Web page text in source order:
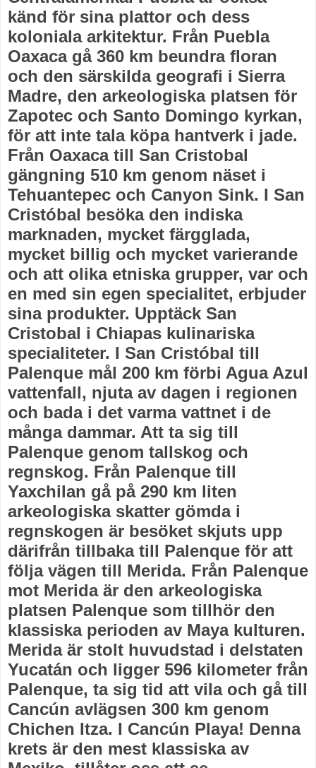
känd för sina plattor och dess
koloniala arkitektur. Från Puebla
Oaxaca gå 360 km beundra floran
och den särskilda geografi i Sierra
Madre, den arkeologiska platsen för
Zapotec och Santo Domingo kyrkan,
för att inte tala köpa hantverk i jade.
Från Oaxaca till San Cristobal
gängning 510 km genom näset i
Tehuantepec och Canyon Sink. I San
Cristóbal besöka den indiska
marknaden, mycket färgglada,
mycket billig och mycket varierande
och att olika etniska grupper, var och
en med sin egen specialitet, erbjuder
sina produkter. Upptäck San
Cristobal i Chiapas kulinariska
specialiteter. I San Cristóbal till
Palenque mål 200 km förbi Agua Azul
vattenfall, njuta av dagen i regionen
och bada i det varma vattnet i de
många dammar. Att ta sig till
Palenque genom tallskog och
regnskog. Från Palenque till
Yaxchilan gå på 290 km liten
arkeologiska skatter gömda i
regnskogen är besöket skjuts upp
därifrån tillbaka till Palenque för att
följa vägen till Merida. Från Palenque
mot Merida är den arkeologiska
platsen Palenque som tillhör den
klassiska perioden av Maya kulturen.
Merida är stolt huvudstad i delstaten
Yucatán och ligger 596 kilometer från
Palenque, ta sig tid att vila och gå till
Cancún avlägsen 300 km genom
Chichen Itza. I Cancún Playa! Denna
krets är den mest klassiska av